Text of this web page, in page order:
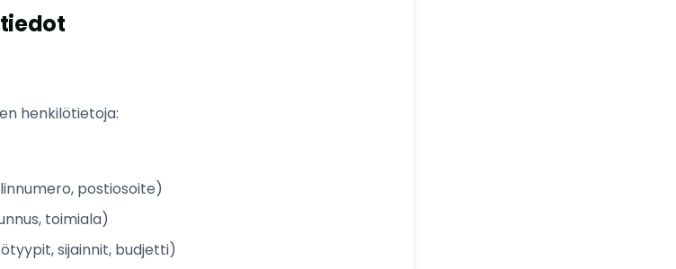
henkilötietoja:
postiosoite)
toimiala)
sijainnit, budjetti)